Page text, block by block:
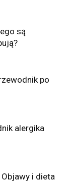
są
po
alergika
i dieta